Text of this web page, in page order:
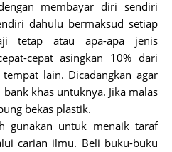
membayar diri sendiri
dahulu bermaksud setiap
tetap atau apa-apa jenis
cepat asingkan 10% dari
lain. Dicadangkan agar
khas untuknya. Jika malas
bekas plastik.
gunakan untuk menaik taraf
carian ilmu. Beli buku-buku